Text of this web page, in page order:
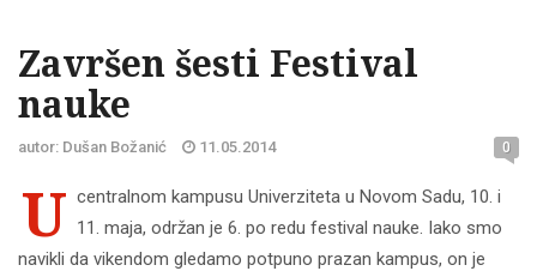
Završen šesti Festival
nauke
autor: Dušan Božanić 11.05.2014 0
U centralnom kampusu Univerziteta u Novom Sadu, 10. i
11. maja, održan je 6. po redu festival nauke. Iako smo
navikli da vikendom gledamo potpuno prazan kampus, on je